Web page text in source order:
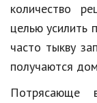
количество
целью усилить
часто тыкву
получаются
Потрясающе